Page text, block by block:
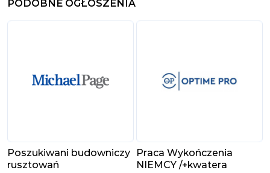
PODOBNE OGŁOSZENIA
Poszukiwani budowniczy
rusztowań
Praca Wykończenia
NIEMCY /+kwatera